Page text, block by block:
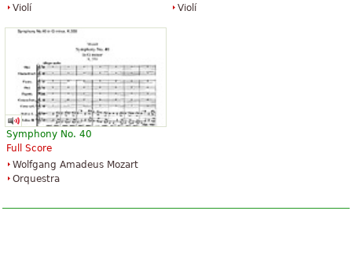
Violí
Violí
Symphony No. 40
Full Score
Wolfgang Amadeus Mozart
Orquestra